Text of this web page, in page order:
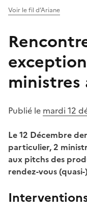
Voir le fil d’Ariane
ministres
Publié le mardi 12
Le 12 Décembre
particulier, 2
aux pitchs des
rendez-vous